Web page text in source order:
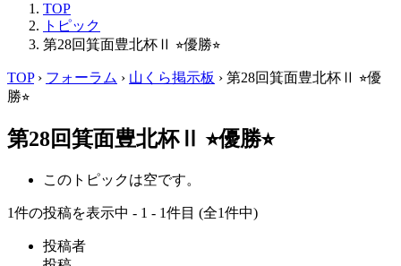
TOP
トピック
第28回箕面豊北杯Ⅱ ⭐︎優勝⭐︎
TOP › フォーラム › 山くら掲示板 › 第28回箕面豊北杯Ⅱ ⭐︎優
勝⭐︎
第28回箕面豊北杯Ⅱ ⭐︎優勝⭐︎
このトピックは空です。
1件の投稿を表示中 - 1 - 1件目 (全1件中)
投稿者